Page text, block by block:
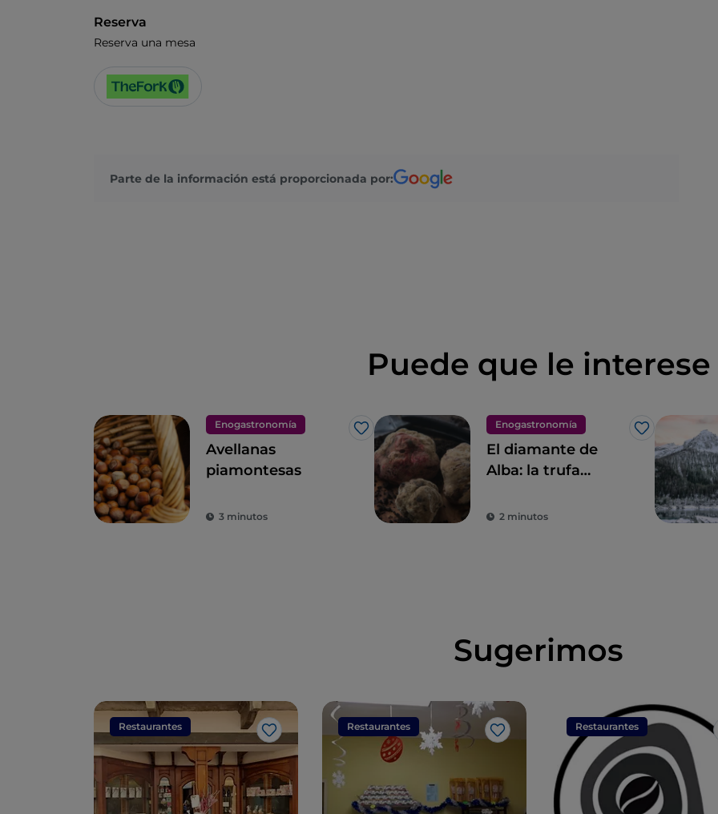
Reserva
Reserva una mesa
Parte de la información está proporcionada por:
Puede que le interese
Enogastronomía
Me gusta
Avellanas
piamontesas
3 minutos
Enogastronomía
Me gusta
El diamante de
Alba: la trufa
2 minutos
Sugerimos
Restaurantes
Me gusta
Restaurantes
Me gusta
Restaurantes